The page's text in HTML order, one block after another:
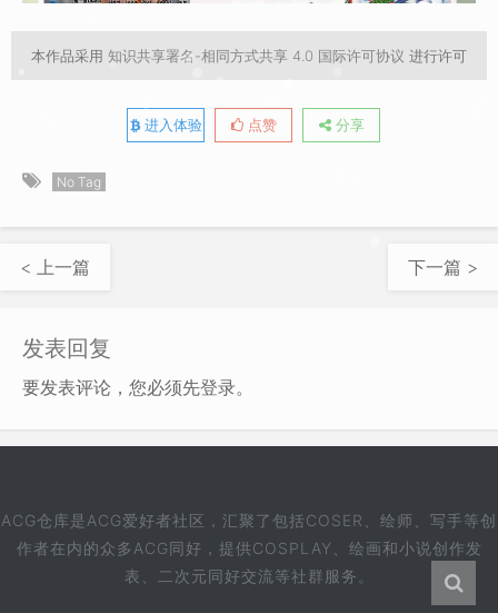
本作品采用 知识共享署名-相同方式共享 4.0 国际许可协议 进行许可
进入体验 点赞 分享
No Tag
< 上一篇 下一篇 >
发表回复
要发表评论，您必须先登录。
ACG仓库是ACG爱好者社区，汇聚了包括COSER、绘师、写手等创
作者在内的众多ACG同好，提供COSPLAY、绘画和小说创作发
表、二次元同好交流等社群服务。